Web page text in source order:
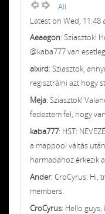
All
Latest on Wed, 11:48
Aeaegon: Sziasztok!
@kaba777 van
alxird: Sziasztok,
regisztrálni azt hogy
Meja: Sziasztok!
fedeztem fel, hogy
kaba777: HST:
a mappool váltás
harmadához érkezik
Ander: CroCyrus: Hi,
members.
CroCyrus: Hello